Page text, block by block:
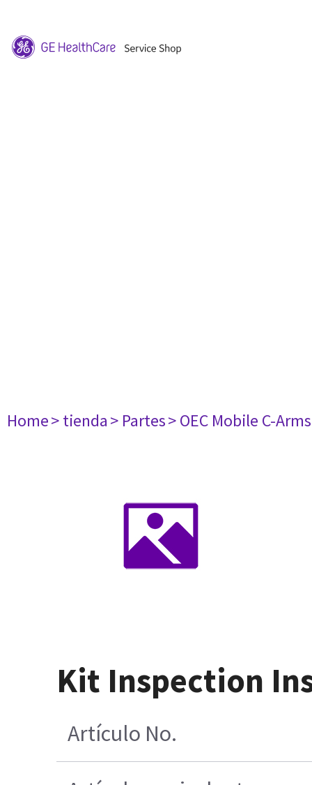
Home> tienda> Partes> OEC Mobile C-Arms
Kit Inspection
Artículo No.